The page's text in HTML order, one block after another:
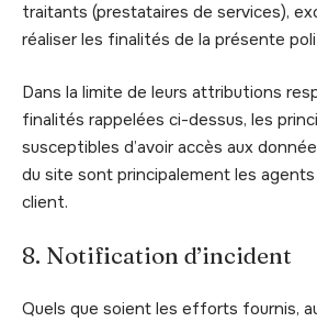
traitants (prestataires de services),
réaliser les finalités de la présente
Dans la limite de leurs attributions
finalités rappelées ci-dessus, les
susceptibles d’avoir accès aux
du site sont principalement les
client.
8. Notification d’incident
Quels que soient les efforts fournis,